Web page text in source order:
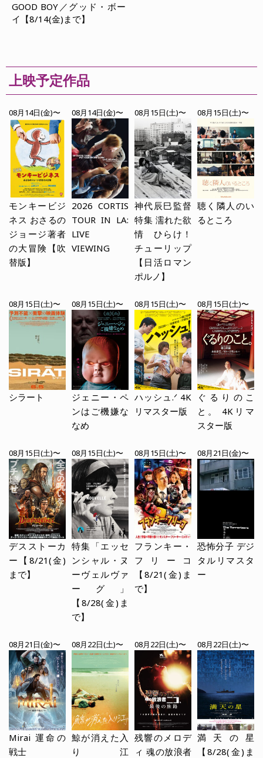
GOOD BOY／グッド・ボー
イ【8/14(金)まで】
上映予定作品
08月14日(金)〜
モンキービジ
ネス おさるの
ジョージ著者
の大冒険【吹
替版】
08月14日(金)〜
2026 CORTIS
TOUR IN LA:
LIVE
VIEWING
08月15日(土)〜
神代辰巳監督
特集 濡れた欲
情 ひらけ！
チューリップ
【日活ロマン
ポルノ】
08月15日(土)〜
聴く隣人のい
るところ
08月15日(土)〜
シラート
08月15日(土)〜
ジェニー・ペ
ンはご機嫌な
なめ
08月15日(土)〜
ハッシュ.ᐟ 4K
リマスター版
08月15日(土)〜
ぐるりのこ
と。 4Kリマ
スター版
08月15日(土)〜
デスストーカ
ー【8/21(金)
まで】
08月15日(土)〜
特集「エッセ
ンシャル・ヌ
ーヴェルヴァ
ーグ」
【8/28(金)ま
で】
08月15日(土)〜
フランキー・
フリーコ
【8/21(金)ま
で】
08月21日(金)〜
恐怖分子 デジ
タルリマスタ
ー
08月21日(金)〜
Mirai 運命の
戦士
08月22日(土)〜
鯨が消えた入
り江
08月22日(土)〜
残響のメロデ
ィ 魂の放浪者
08月22日(土)〜
満天の星
【8/28(金)ま